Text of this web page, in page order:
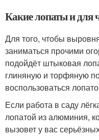
Какие лопаты и для
Для того, чтобы
заниматься прочими
подойдёт штыковая
глиняную и торфяную
воспользоваться
Если работа в саду
лопатой из алюминия,
вызовет у вас